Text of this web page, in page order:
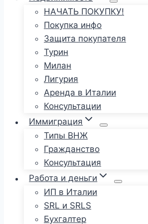
НАЧАТЬ ПОКУПКУ!
Покупка инфо
Защита покупателя
Турин
Милан
Лигурия
Аренда в Италии
Консультации
Иммиграция
Типы ВНЖ
Гражданство
Консультация
Работа и деньги
ИП в Италии
SRL и SRLS
Бухгалтер